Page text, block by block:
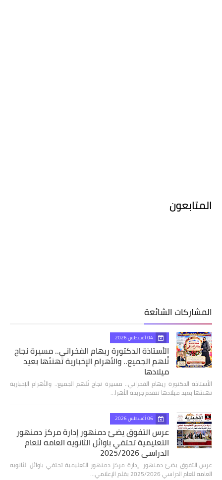
المتابعون
المشاركات الشائعة
04 أغسطس 2026
الأستاذة الدكتورة ريهام الفخراني.. مسيرة نجاح
تُلهم الجميع.. والأهرام الإخبارية تهنئها بعيد
ميلادها
الأستاذة الدكتورة ريهام الفخراني.. مسيرة نجاح تُلهم الجميع.. والأهرام الإخبارية
تهنئها بعيد ميلادها تتقدم جريدة الأهرا…
06 أغسطس 2026
عرس التفوق يضئ دمنهور إدارة مركز دمنهور
التعليمية تحتفي باوائل الثانويه العامه للعام
الدراسي 2025/2026
عرس التفوق يضئ دمنهور إدارة مركز دمنهور التعليمية تحتفي باوائل الثانويه
العامه للعام الدراسي 2025/2026 بقلم الإعلامي…